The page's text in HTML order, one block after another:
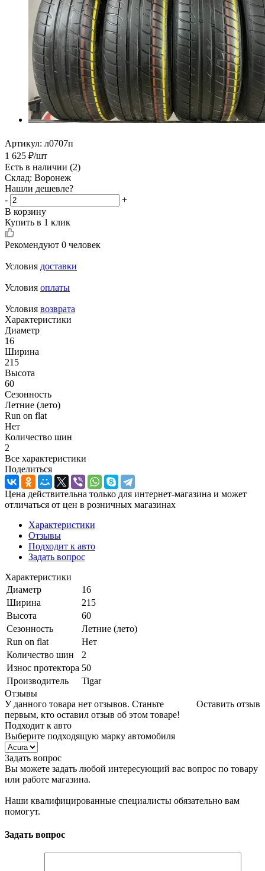
Артикул: л0707п
1 625 ₽/шт
Есть в наличии (2)
Склад: Воронеж
Нашли дешевле?
-
+
В корзину
Купить в 1 клик
Рекомендуют 0 человек
Условия доставки
Условия оплаты
Условия возврата
Характеристики
Диаметр
16
Ширина
215
Высота
60
Сезонность
Летние (лето)
Run on flat
Нет
Количество шин
2
Все характеристики
Поделиться
Цена действительна только для интернет-магазина и может
отличаться от цен в розничных магазинах
Характеристики
Отзывы
Подходит к авто
Задать вопрос
Характеристики
Диаметр
16
Ширина
215
Высота
60
Сезонность
Летние (лето)
Run on flat
Нет
Количество шин
2
Износ протектора 50
Производитель
Tigar
Отзывы
Оставить отзыв
У данного товара нет отзывов. Станьте
первым, кто оставил отзыв об этом товаре!
Подходит к авто
Выберите подходящую марку автомобиля
Задать вопрос
Вы можете задать любой интересующий вас вопрос по товару
или работе магазина.
Наши квалифицированные специалисты обязательно вам
помогут.
Задать вопрос